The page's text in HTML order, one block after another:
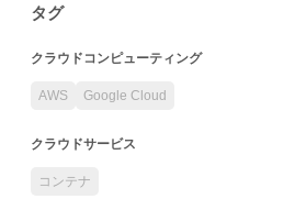
タグ
クラウドコンピューティング
AWS Google Cloud
クラウドサービス
コンテナ